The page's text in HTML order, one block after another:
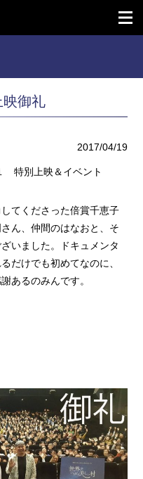
映御礼
2017/04/19
特別上映＆イベント
てくださった倍賞千恵子
ん、仲間のはなおと、そ
いました。ドキュメンタ
だけでも初めてなのに、
あるのみんです。